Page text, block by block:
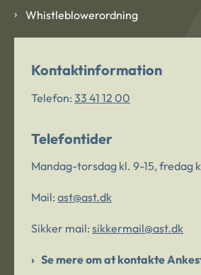
Whistleblowerordning
Kontaktinformation
Telefon: 33 41 12 00
Telefontider
Mandag-torsdag kl. 9-15, fredag
Mail: ast@ast.dk
Sikker mail: sikkermail@ast.dk
Se mere om at kontakte